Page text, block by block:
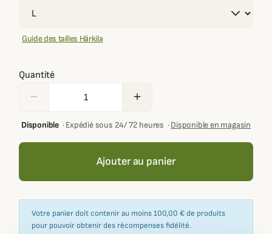
Guide des tailles Härkila
Quantité
remove add
Disponible·Expédié sous 24/ 72 heures ·Disponible en magasin
Ajouter au panier
Votre panier doit contenir au moins 100,00 € de produits
pour pouvoir obtenir des récompenses fidélité.